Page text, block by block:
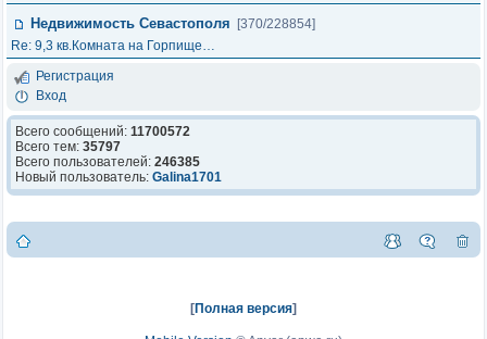
Недвижимость Севастополя
[370/228854]
Re: 9,3 кв.Комната на Горпище…
Регистрация
Вход
Всего сообщений: 11700572
Всего тем: 35797
Всего пользователей: 246385
Новый пользователь: Galina1701
[Полная версия]